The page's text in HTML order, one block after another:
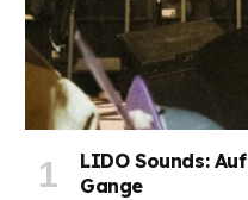
LIDO Sounds:
Gange